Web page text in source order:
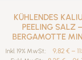
KÜHLENDES
PEELING SALZ –
BERGAMOTTE
Inkl. 19% MwSt.: 9,82€ –